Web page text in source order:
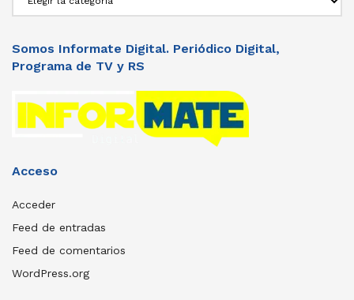
Somos Informate Digital. Periódico Digital,
Programa de TV y RS
Acceso
Acceder
Feed de entradas
Feed de comentarios
WordPress.org